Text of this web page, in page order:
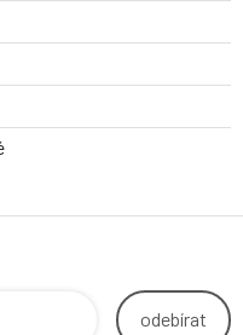
odebírat